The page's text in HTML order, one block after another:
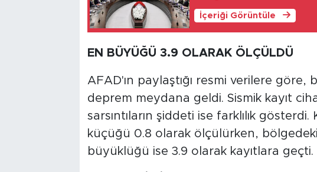
İçeriği Görüntüle
EN BÜYÜĞÜ 3.9 OLARAK ÖLÇÜLDÜ
AFAD'ın paylaştığı resmi verilere
deprem meydana geldi. Sismik kayıt
sarsıntıların şiddeti ise farklılık
küçüğü 0.8 olarak ölçülürken, bölgedeki
büyüklüğü ise 3.9 olarak kayıtlara geçti.